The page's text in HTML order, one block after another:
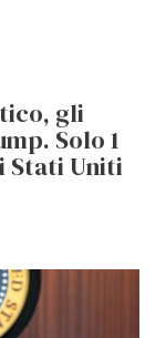
gli
Solo 1
Stati Uniti